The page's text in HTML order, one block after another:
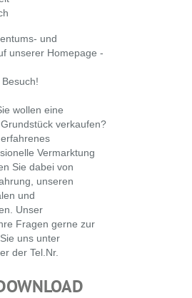
und
unserer Homepage -
wollen eine
verkaufen?
Vermarktung
Sie dabei von
unseren
und
Unser
Fragen gerne zur
uns unter
der Tel.Nr.